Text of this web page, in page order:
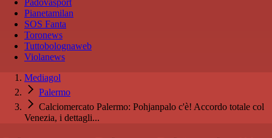
Padovasport
Pianetamilan
SOS Fanta
Toronews
Tuttobolognaweb
Violanews
Mediagol
Palermo
Calciomercato Palermo: Pohjanpalo c'è! Accordo totale col
Venezia, i dettagli...